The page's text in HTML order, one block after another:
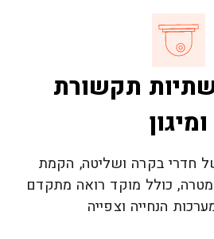
תקשורת
ומיגון
חדרי בקרה ושליטה, הקמת
כולל מוקד רואה מתקדם
הנחייה וצפייה